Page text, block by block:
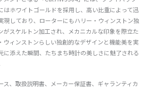
はホワイトゴールドを採用し、高い比重によって迅
現しており、ローターにもハリー・ウィンストン独
がスケルトン加工され、メカニカルな印象を際立た
ウィンストンらしい独創的なデザインと機能美を実
に添えた瞬間、たちまち時計の美しさに魅了される
ス、取扱説明書、メーカー保証書、ギャランティカ